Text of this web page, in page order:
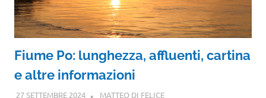
Fiume Po: lunghezza, affluenti, cartina
e altre informazioni
27 SETTEMBRE 2024 MATTEO DI FELICE